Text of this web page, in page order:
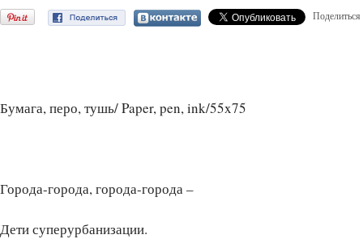
Поделиться
Бумага, перо, тушь/ Paper, pen, ink/55x75
Города-города, города-города –
Дети суперурбанизации.